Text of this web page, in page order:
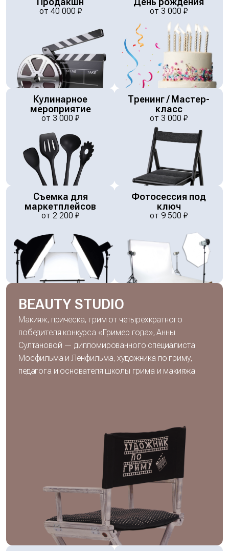
от 40 000 ₽ от 3 000 ₽
Кулинарное
мероприятие
от 3 000 ₽
Тренинг / Мастер-
класс
от 3 000 ₽
Съемка для
маркетплейсов
от 2 200 ₽
Фотосессия под
ключ
от 9 500 ₽
BEAUTY STUDIO
Макияж, прическа, грим от четырехкратного
победителя конкурса «Гример года», Анны
Султановой — дипломированного специалиста
Мосфильма и Ленфильма, художника по гриму,
педагога и основателя школы грима и макияжа